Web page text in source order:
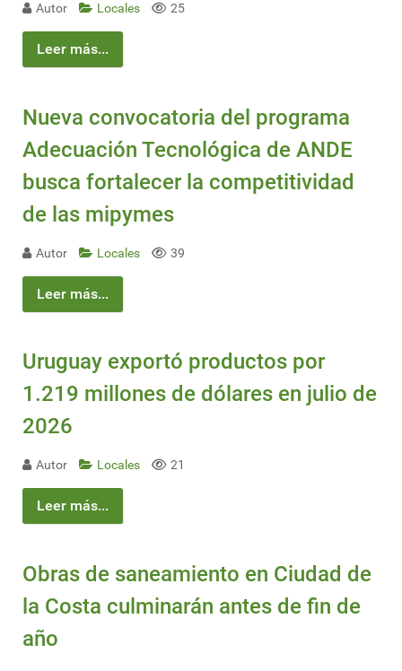
Autor Locales 25
Leer más...
Nueva convocatoria del programa
Adecuación Tecnológica de ANDE
busca fortalecer la competitividad
de las mipymes
Autor Locales 39
Leer más...
Uruguay exportó productos por
1.219 millones de dólares en julio de
2026
Autor Locales 21
Leer más...
Obras de saneamiento en Ciudad de
la Costa culminarán antes de fin de
año